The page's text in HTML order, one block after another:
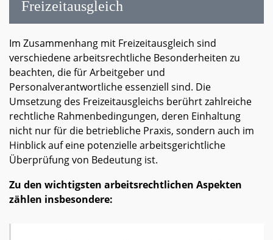
Freizeitausgleich
Im Zusammenhang mit Freizeitausgleich sind
verschiedene arbeitsrechtliche Besonderheiten zu
beachten, die für Arbeitgeber und
Personalverantwortliche essenziell sind. Die
Umsetzung des Freizeitausgleichs berührt zahlreiche
rechtliche Rahmenbedingungen, deren Einhaltung
nicht nur für die betriebliche Praxis, sondern auch im
Hinblick auf eine potenzielle arbeitsgerichtliche
Überprüfung von Bedeutung ist.
Zu den wichtigsten arbeitsrechtlichen Aspekten
zählen insbesondere: